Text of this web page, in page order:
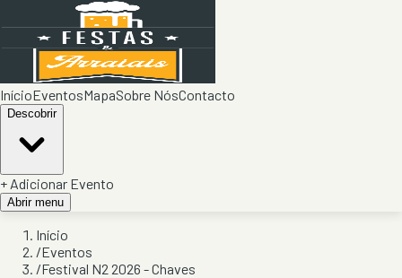
InícioEventosMapaSobre NósContacto
Descobrir
+ Adicionar Evento
Abrir menu
Início
/Eventos
/Festival N2 2026 - Chaves